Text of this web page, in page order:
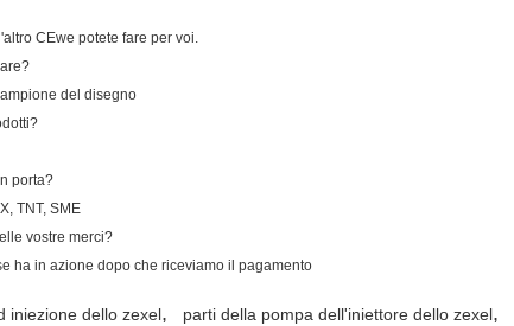
CEwe potete fare per voi.
del disegno
porta?
TNT, SME
vostre merci?
ha in azione dopo che riceviamo il pagamento
iniezione dello zexel, parti della pompa dell'iniettore dello zexel,